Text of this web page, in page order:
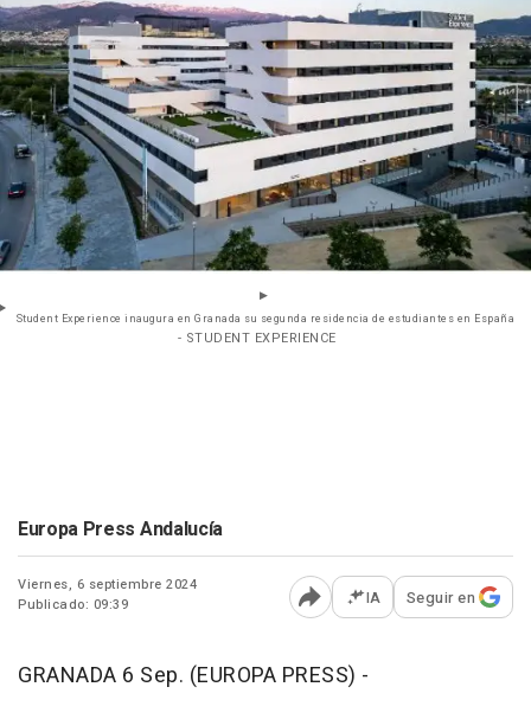
Student Experience inaugura en Granada su segunda residencia de estudiantes en España
- STUDENT EXPERIENCE
Europa Press Andalucía
Viernes, 6 septiembre 2024
Publicado: 09:39
Abrir opciones para
IA Seguir en
GRANADA 6 Sep. (EUROPA PRESS) -